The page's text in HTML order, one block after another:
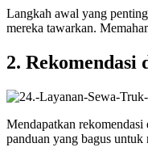
Langkah awal yang
mereka tawarkan.
2.
Mendapatkan
panduan yang bagus untuk